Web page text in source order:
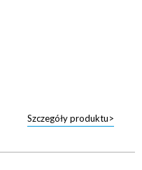
Szczegóły produktu>